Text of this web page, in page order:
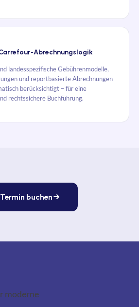
Abrechnungslogik
landesspezifische Gebührenmodelle,
und reportbasierte Abrechnungen
berücksichtigt – für eine
rechtssichere Buchführung.
Termin buchen